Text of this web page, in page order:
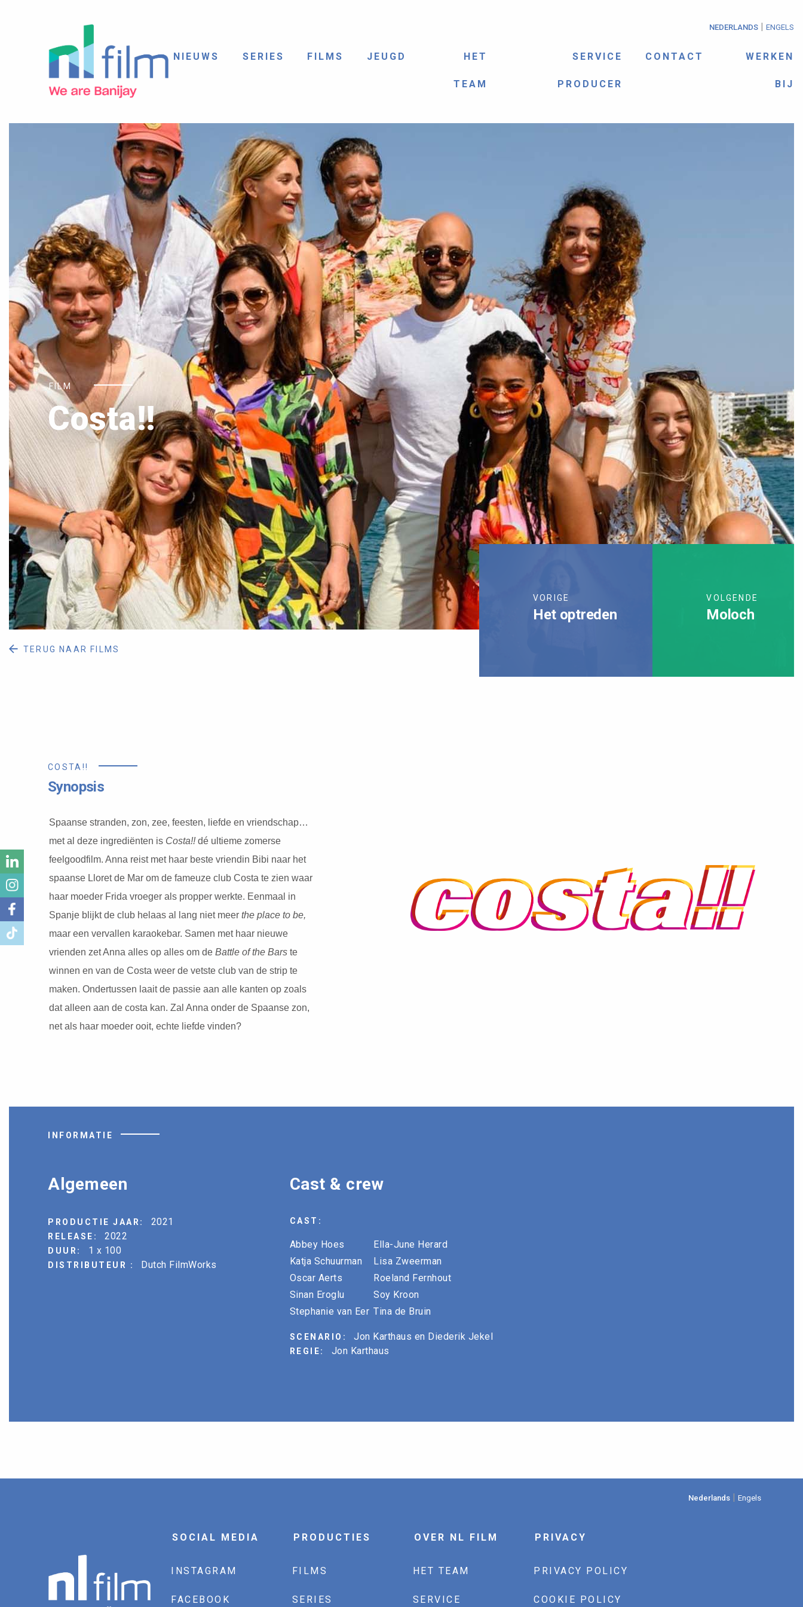
NIEUWS SERIES FILMS JEUGD HET
TEAM
SERVICE
PRODUCER
CONTACT WERKEN
BIJ
NEDERLANDS | ENGELS
FILM
Costa!!
VORIGE
Het optreden
VOLGENDE
Moloch
TERUG NAAR FILMS
COSTA!!
Synopsis
Spaanse stranden, zon, zee, feesten, liefde en vriendschap…
met al deze ingrediënten is Costa!!dé ultieme zomerse
feelgoodfilm. Anna reist met haar beste vriendin Bibi naar het
spaanse Lloret de Mar om de fameuze club Costa te zien waar
haar moeder Frida vroeger als propper werkte. Eenmaal in
Spanje blijkt de club helaas al lang niet meer the place to be,
maar een vervallen karaokebar. Samen met haar nieuwe
vrienden zet Anna alles op alles om de Battle of the Bars te
winnen en van de Costa weer de vetste club van de strip te
maken. Ondertussen laait de passie aan alle kanten op zoals
dat alleen aan de costa kan. Zal Anna onder de Spaanse zon,
net als haar moeder ooit, echte liefde vinden?
INFORMATIE
Algemeen
PRODUCTIE JAAR: 2021
RELEASE: 2022
DUUR: 1 x 100
DISTRIBUTEUR : Dutch FilmWorks
Cast & crew
CAST:
Abbey Hoes
Ella-June Herard
Katja Schuurman
Lisa Zweerman
Oscar Aerts
Roeland Fernhout
Sinan Eroglu
Soy Kroon
Stephanie van Eer Tina de Bruin
SCENARIO: Jon Karthaus en Diederik Jekel
REGIE: Jon Karthaus
SOCIAL MEDIA
INSTAGRAM
FACEBOOK
PRODUCTIES
FILMS
SERIES
OVER NL FILM
HET TEAM
SERVICE
PRIVACY
PRIVACY POLICY
COOKIE POLICY
Nederlands | Engels